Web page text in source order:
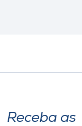
Receba as